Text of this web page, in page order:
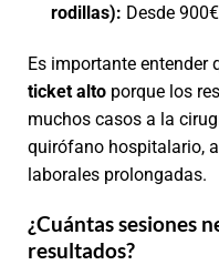
rodillas): Desde
Es importante entender
ticket alto porque los
muchos casos a la
quirófano hospitalario,
laborales prolongadas.
¿Cuántas sesiones
resultados?